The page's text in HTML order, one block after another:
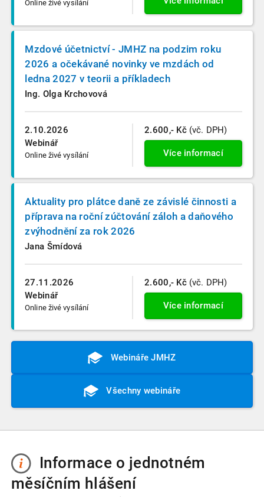
Online živé vysílání
2.10.2026
Webinář
Online živé vysílání
Mzdové účetnictví - JMHZ na podzim roku
2026 a očekávané novinky ve mzdách od
ledna 2027 v teorii a příkladech
Ing. Olga Krchovová
2.600,- Kč (vč. DPH)
Více informací
27.11.2026
Webinář
Online živé vysílání
Aktuality pro plátce daně ze závislé činnosti a
příprava na roční zúčtování záloh a daňového
zvýhodnění za rok 2026
Jana Šmídová
2.600,- Kč (vč. DPH)
Více informací
Webináře JMHZ
Všechny webináře
Informace o jednotném
měsíčním hlášení